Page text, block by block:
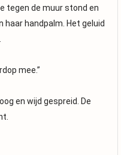
tegen de muur stond en
haar handpalm. Het geluid
mee.”
en wijd gespreid. De